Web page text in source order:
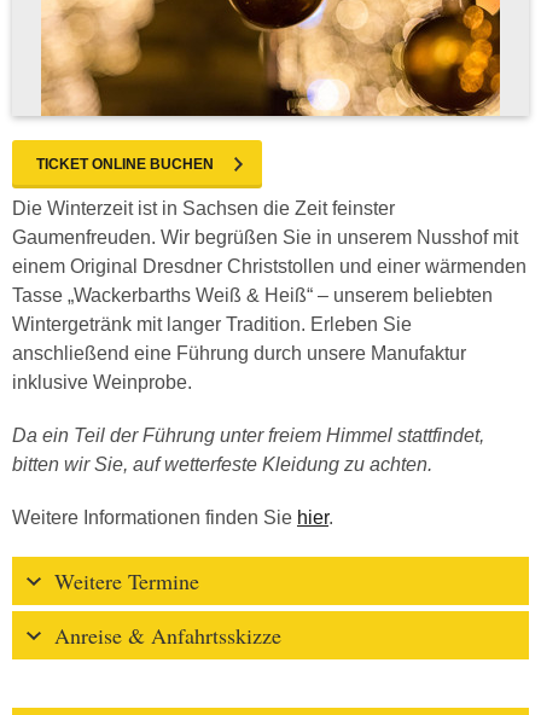
TICKET ONLINE BUCHEN
Die Winterzeit ist in Sachsen die Zeit feinster
Gaumenfreuden. Wir begrüßen Sie in unserem Nusshof mit
einem Original Dresdner Christstollen und einer wärmenden
Tasse „Wackerbarths Weiß & Heiß“ – unserem beliebten
Wintergetränk mit langer Tradition. Erleben Sie
anschließend eine Führung durch unsere Manufaktur
inklusive Weinprobe.
Da ein Teil der Führung unter freiem Himmel stattfindet,
bitten wir Sie, auf wetterfeste Kleidung zu achten.
Weitere Informationen finden Sie hier.
Weitere Termine
Anreise & Anfahrtsskizze